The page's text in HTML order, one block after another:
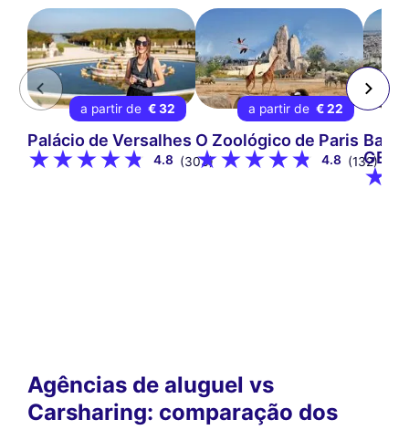
a partir de € 32
Palácio de Versalhes
4.8 (303)
a partir de € 22
O Zoológico de Paris
4.8 (132)
Agências de aluguel vs
Carsharing: comparação dos